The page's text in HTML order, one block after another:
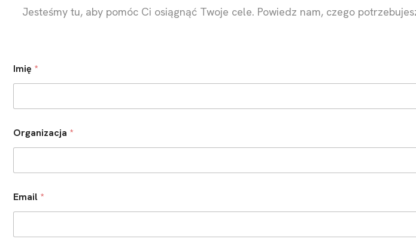
Jesteśmy tu, aby pomóc Ci osiągnąć Twoje cele. Powiedz nam, czego
Imię *
Organizacja *
Email *